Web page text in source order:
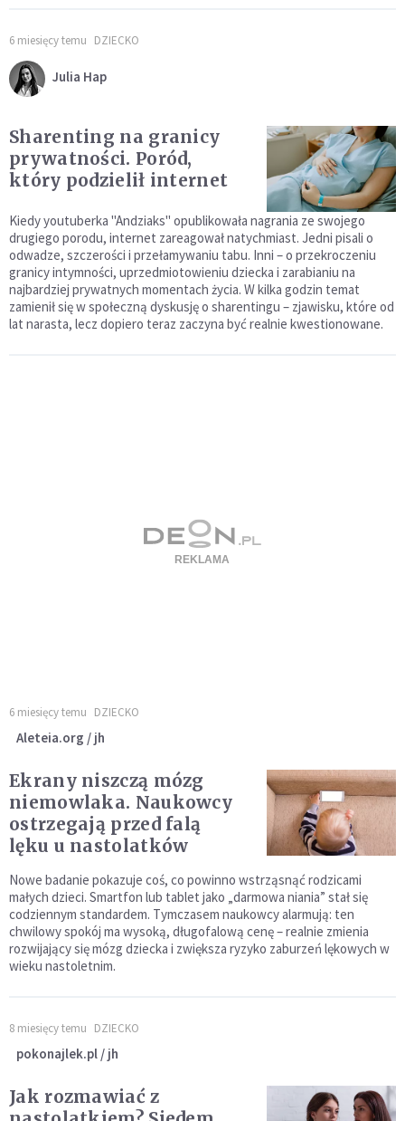
6 miesięcy temu DZIECKO
Julia Hap
Sharenting na granicy
prywatności. Poród,
który podzielił internet
Kiedy youtuberka "Andziaks" opublikowała nagrania ze swojego
drugiego porodu, internet zareagował natychmiast. Jedni pisali o
odwadze, szczerości i przełamywaniu tabu. Inni – o przekroczeniu
granicy intymności, uprzedmiotowieniu dziecka i zarabianiu na
najbardziej prywatnych momentach życia. W kilka godzin temat
zamienił się w społeczną dyskusję o sharentingu – zjawisku, które od
lat narasta, lecz dopiero teraz zaczyna być realnie kwestionowane.
6 miesięcy temu DZIECKO
Aleteia.org / jh
Ekrany niszczą mózg
niemowlaka. Naukowcy
ostrzegają przed falą
lęku u nastolatków
Nowe badanie pokazuje coś, co powinno wstrząsnąć rodzicami
małych dzieci. Smartfon lub tablet jako „darmowa niania” stał się
codziennym standardem. Tymczasem naukowcy alarmują: ten
chwilowy spokój ma wysoką, długofalową cenę – realnie zmienia
rozwijający się mózg dziecka i zwiększa ryzyko zaburzeń lękowych w
wieku nastoletnim.
8 miesięcy temu DZIECKO
pokonajlek.pl / jh
Jak rozmawiać z